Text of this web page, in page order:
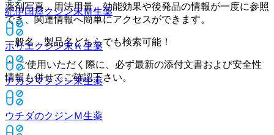
紀伊国屋クジン末Ｍ生薬
ホリエクジン末Ｋ生薬
ナカジマクジン末生薬
ウチダのクジンＭ生薬
薬剤写真、用法用量、効能効果や後発品の情報が一度に参照
でき、関連情報へ簡単にアクセスができます。
一般名、製品名どちらでも検索可能！
※ ご使用いただく際に、必ず最新の添付文書および安全性
情報も併せてご確認下さい。